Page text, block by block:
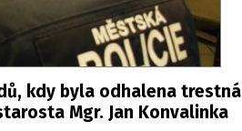
kdy byla odhalena trestná
Mgr. Jan Konvalinka